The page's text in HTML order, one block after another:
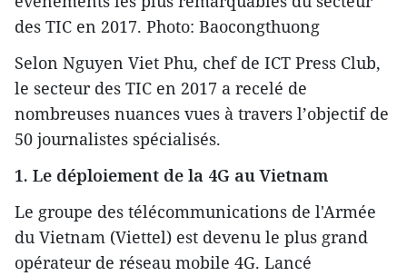
des TIC en 2017. Photo: Baocongthuong
Selon Nguyen Viet Phu, chef de ICT Press Club,
le secteur des TIC en 2017 ​a recelé de
nombreuses nuances vues à travers l’objectif de
50 journalistes spécialisés.
1. Le déploiement de la 4G au Vietnam
Le groupe des télécommunications de l'Armée
du Vietnam (Viettel) est devenu le plus grand
opérateur de réseau mobile 4G. Lancé